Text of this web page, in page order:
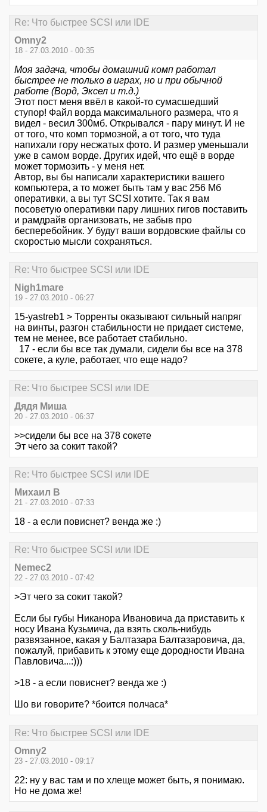
Re: Что быстрее SCSI или IDE
Omny2
18 - 27.03.2010 - 00:35
Моя задача, чтобы домашний комп работал
быстрее не только в играх, но и при обычной
работе (Ворд, Эксел и т.д.)
Этот пост меня ввёл в какой-то сумасшедший
ступор! Файл ворда максимального размера, что я
видел - весил 300мб. Открывался - пару минут. И не
от того, что комп тормозной, а от того, что туда
напихали гору несжатых фото. И размер уменьшали
уже в самом ворде. Других идей, что ещё в ворде
может тормозить - у меня нет.
Автор, вы бы написали характеристики вашего
компьютера, а то может быть там у вас 256 Мб
оперативки, а вы тут SCSI хотите. Так я вам
посоветую оперативки пару лишних гигов поставить
и рамдрайв организовать, не забыв про
бесперебойник. У будут ваши вордовские файлы со
скоростью мысли сохраняться.
Re: Что быстрее SCSI или IDE
Nigh1mare
19 - 27.03.2010 - 06:27
15-yastreb1 > Торренты оказывают сильный напряг
на винты, разгон стабильности не придает системе,
тем не менее, все работает стабильно.
17 - если бы все так думали, сидели бы все на 378
сокете, а куле, работает, что еще надо?
Re: Что быстрее SCSI или IDE
Дядя Миша
20 - 27.03.2010 - 06:37
>>сидели бы все на 378 сокете
Эт чего за сокит такой?
Re: Что быстрее SCSI или IDE
Михаил В
21 - 27.03.2010 - 07:33
18 - а если повиснет? венда же :)
Re: Что быстрее SCSI или IDE
Nemec2
22 - 27.03.2010 - 07:42
>Эт чего за сокит такой?
Если бы губы Никанора Ивановича да приставить к
носу Ивана Кузьмича, да взять сколь-нибудь
развязанное, какая у Балтазара Балтазаровича, да,
пожалуй, прибавить к этому еще дородности Ивана
Павловича...:)))
>18 - а если повиснет? венда же :)
Шо ви говорите? *боится полчаса*
Re: Что быстрее SCSI или IDE
Omny2
23 - 27.03.2010 - 09:17
22: ну у вас там и по хлеще может быть, я понимаю.
Но не дома же!